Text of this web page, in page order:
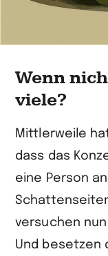
Wenn
viele?
Mittlerweile
dass das
eine Person
versuchen
Und besetzen